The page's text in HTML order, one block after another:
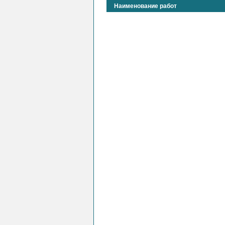
Наименование работ